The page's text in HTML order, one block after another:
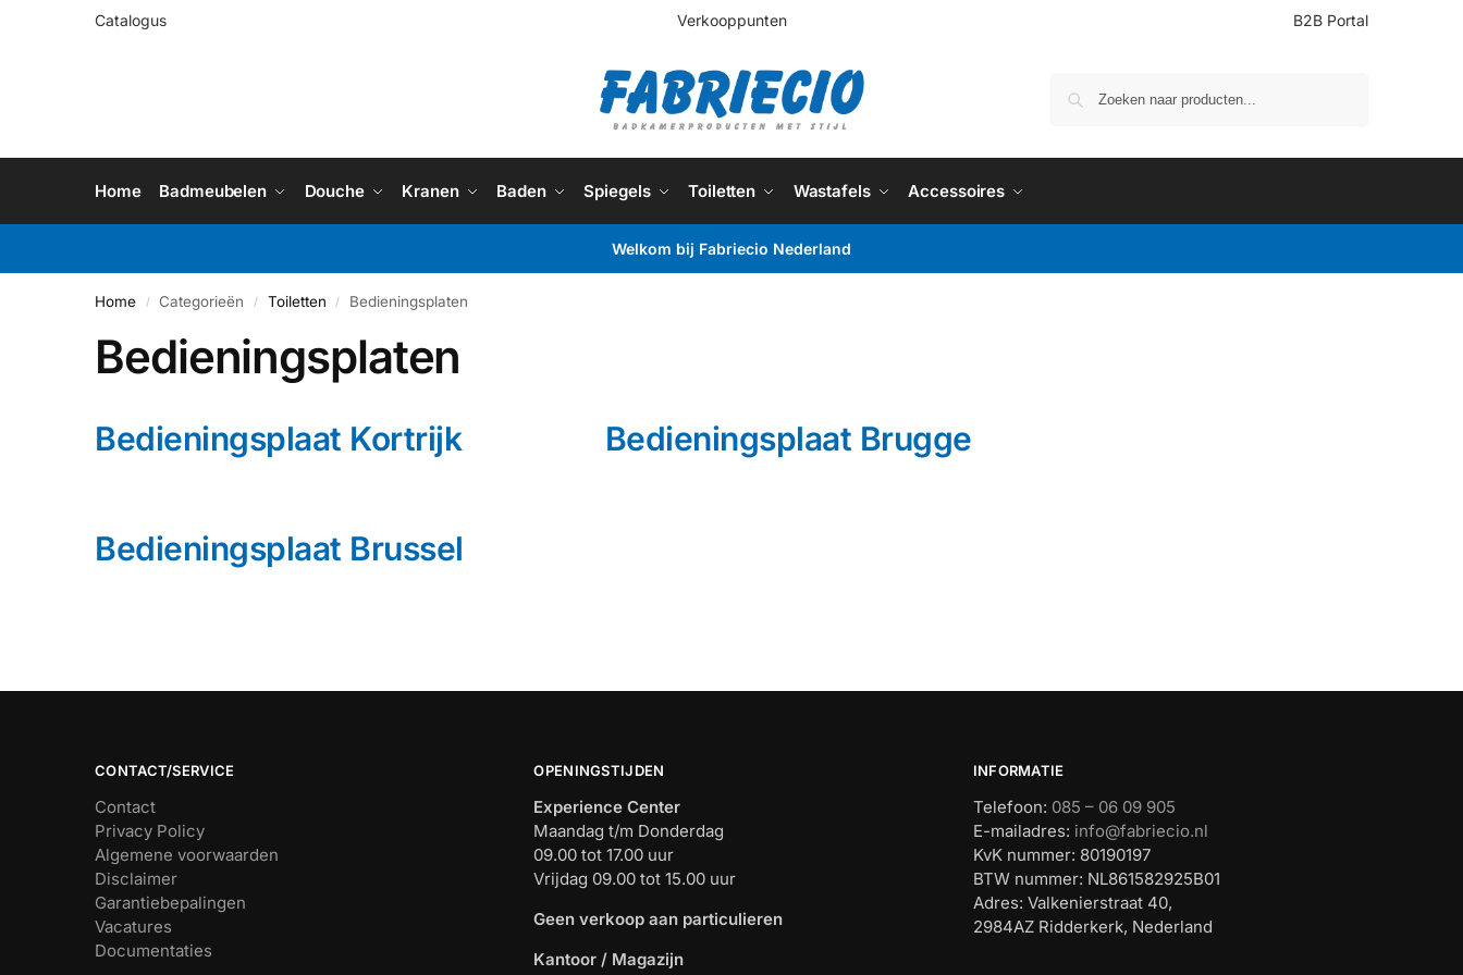
Catalogus Verkooppunten B2B Portal
Home Badmeubelen Douche Kranen Baden Spiegels Toiletten Wastafels Accessoires
Welkom bij Fabriecio Nederland
Home / Categorieën / Toiletten / Bedieningsplaten
Bedieningsplaten
Bedieningsplaat Kortrijk Bedieningsplaat Brugge
Bedieningsplaat Brussel
CONTACT/SERVICE
Contact
Privacy Policy
Algemene voorwaarden
Disclaimer
Garantiebepalingen
Vacatures
Documentaties
OPENINGSTIJDEN
Experience Center
Maandag t/m Donderdag
09.00 tot 17.00 uur
Vrijdag 09.00 tot 15.00 uur
Geen verkoop aan particulieren
Kantoor / Magazijn
INFORMATIE
Telefoon: 085 – 06 09 905
E-mailadres: info@fabriecio.nl
KvK nummer: 80190197
BTW nummer: NL861582925B01
Adres: Valkenierstraat 40,
2984AZ Ridderkerk, Nederland